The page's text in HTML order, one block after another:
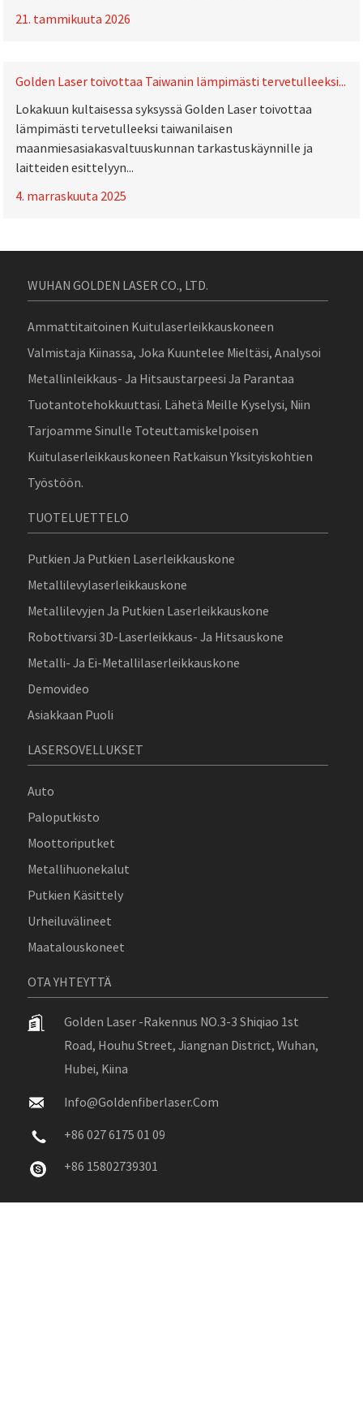
21. tammikuuta 2026
Golden Laser toivottaa Taiwanin lämpimästi tervetulleeksi...
Lokakuun kultaisessa syksyssä Golden Laser toivottaa
lämpimästi tervetulleeksi taiwanilaisen
maanmiesasiakasvaltuuskunnan tarkastuskäynnille ja
laitteiden esittelyyn...
4. marraskuuta 2025
WUHAN GOLDEN LASER CO., LTD.
Ammattitaitoinen Kuitulaserleikkauskoneen
Valmistaja Kiinassa, Joka Kuuntelee Mieltäsi, Analysoi
Metallinleikkaus- Ja Hitsaustarpeesi Ja Parantaa
Tuotantotehokkuuttasi. Lähetä Meille Kyselysi, Niin
Tarjoamme Sinulle Toteuttamiskelpoisen
Kuitulaserleikkauskoneen Ratkaisun Yksityiskohtien
Työstöön.
TUOTELUETTELO
Putkien Ja Putkien Laserleikkauskone
Metallilevylaserleikkauskone
Metallilevyjen Ja Putkien Laserleikkauskone
Robottivarsi 3D-Laserleikkaus- Ja Hitsauskone
Metalli- Ja Ei-Metallilaserleikkauskone
Demovideo
Asiakkaan Puoli
LASERSOVELLUKSET
Auto
Paloputkisto
Moottoriputket
Metallihuonekalut
Putkien Käsittely
Urheiluvälineet
Maatalouskoneet
OTA YHTEYTTÄ
Golden Laser -rakennus NO.3-3 Shiqiao 1st
Road, Houhu Street, Jiangnan District, Wuhan,
Hubei, Kiina
Info@goldenfiberlaser.com
+86 027 6175 01 09
+86 15802739301